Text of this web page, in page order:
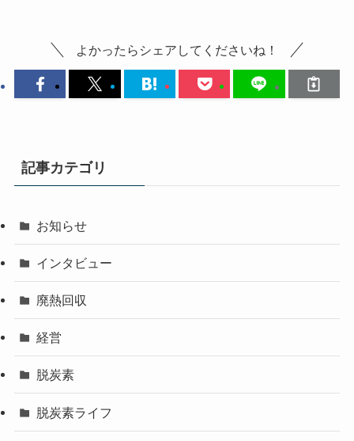
よかったらシェアしてくださいね！
記事カテゴリ
お知らせ
インタビュー
廃熱回収
経営
脱炭素
脱炭素ライフ